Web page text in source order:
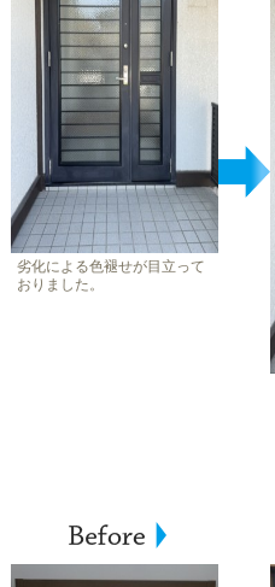
劣化による色褪せが目立って
おりました。